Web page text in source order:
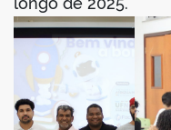
portal